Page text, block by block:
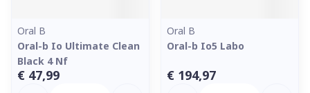
Oral B
Oral-b Io Ultimate Clean
Black 4 Nf
€ 47,99
Oral B
Oral-b Io5 Labo
€ 194,97